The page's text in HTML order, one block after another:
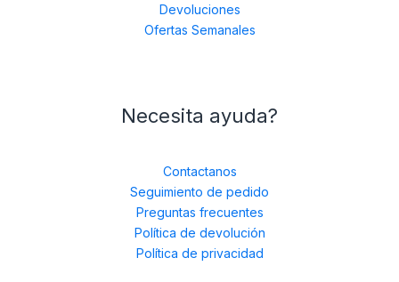
Devoluciones
Ofertas Semanales
Necesita ayuda?
Contactanos
Seguimiento de pedido
Preguntas frecuentes
Política de devolución
Política de privacidad